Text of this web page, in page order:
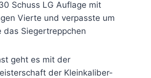
Schuss LG Auflage mit
Vierte und verpasste um
das Siegertreppchen
geht es mit der
der Kleinkaliber-